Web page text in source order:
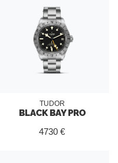
TUDOR
BLACK BAY PRO
4730 €